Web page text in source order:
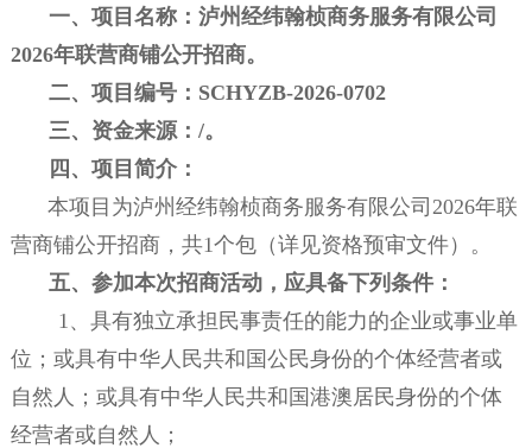
一、项目名称：泸州经纬翰桢商务服务有限公司
2026年联营商铺公开招商。
二、项目编号： SCHYZB-2026-0702
三、资金来源：/。
四 、项目简介：
本项目为泸州经纬翰桢商务服务有限公司 2026年联
营商铺公开招商，共1个包（详见资格预审文件）。
五、参加本次招商活动，应具备下列条件：
1、具有独立承担民事责任的能力的企业或事业单
位；或具有中华人民共和国公民身份的个体经营者或
自然人；或具有中华人民共和国港澳居民身份的个体
经营者或自然人；